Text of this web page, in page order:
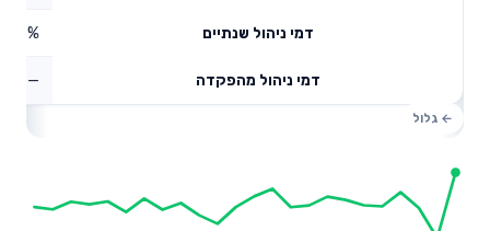
דמי ניהול שנתיים
דמי ניהול מהפקדה —